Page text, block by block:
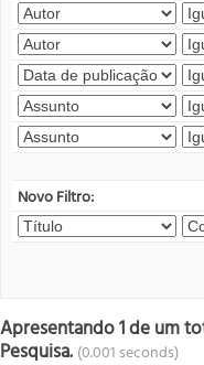
Novo Filtro:
Apresentando 1 de um
Pesquisa. (0.001 seconds)